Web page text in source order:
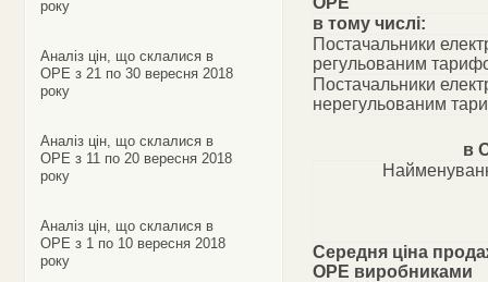
року
Аналіз цін, що склалися в
ОРЕ з 21 по 30 вересня 2018
року
Аналіз цін, що склалися в
ОРЕ з 11 по 20 вересня 2018
року
Аналіз цін, що склалися в
ОРЕ з 1 по 10 вересня 2018
року
в тому числі:
Постачальники
регульованим
Постачальники
нерегульованим
в
Середня ціна
ОРЕ виробниками